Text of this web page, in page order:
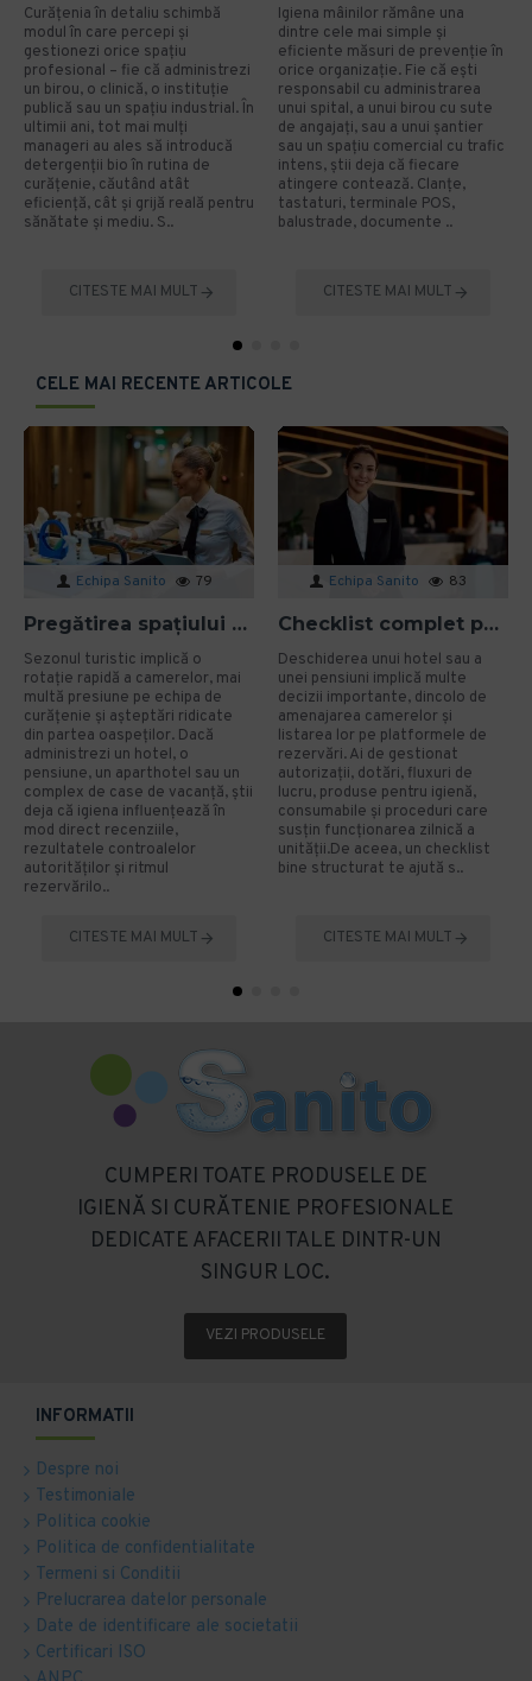
Curățenia în detaliu schimbă
modul în care percepi și
gestionezi orice spațiu
profesional – fie că administrezi
un birou, o clinică, o instituție
publică sau un spațiu industrial. În
ultimii ani, tot mai mulți
manageri au ales să introducă
detergenții bio în rutina de
curățenie, căutând atât
eficiență, cât și grijă reală pentru
sănătate și mediu. S..
CITESTE MAI MULT
Igiena mâinilor rămâne una
dintre cele mai simple și
eficiente măsuri de prevenție în
orice organizație. Fie că ești
responsabil cu administrarea
unui spital, a unui birou cu sute
de angajați, sau a unui șantier
sau un spațiu comercial cu trafic
intens, știi deja că fiecare
atingere contează. Clanțe,
tastaturi, terminale POS,
balustrade, documente ..
CITESTE MAI MULT
CELE MAI RECENTE ARTICOLE
Echipa Sanito 79
Pregătirea spațiului pentru sezonul turistic: cum eviți problemele de igienă?
Sezonul turistic implică o
rotație rapidă a camerelor, mai
multă presiune pe echipa de
curățenie și așteptări ridicate
din partea oaspeților. Dacă
administrezi un hotel, o
pensiune, un aparthotel sau un
complex de case de vacanță, știi
deja că igiena influențează în
mod direct recenziile,
rezultatele controalelor
autorităților și ritmul
rezervărilo..
CITESTE MAI MULT
Echipa Sanito 83
Checklist complet pentru deschiderea unui hotel sau a unei pensiuni
Deschiderea unui hotel sau a
unei pensiuni implică multe
decizii importante, dincolo de
amenajarea camerelor și
listarea lor pe platformele de
rezervări. Ai de gestionat
autorizații, dotări, fluxuri de
lucru, produse pentru igienă,
consumabile și proceduri care
susțin funcționarea zilnică a
unității.De aceea, un checklist
bine structurat te ajută s..
CITESTE MAI MULT
CUMPERI TOATE PRODUSELE DE
IGIENĂ SI CURĂTENIE PROFESIONALE
DEDICATE AFACERII TALE DINTR-UN
SINGUR LOC.
VEZI PRODUSELE
INFORMATII
Despre noi
Testimoniale
Politica cookie
Politica de confidentialitate
Termeni si Conditii
Prelucrarea datelor personale
Date de identificare ale societatii
Certificari ISO